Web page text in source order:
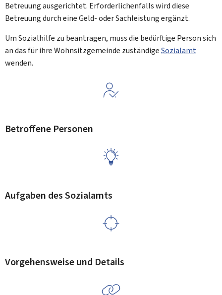
Betreuung ausgerichtet. Erforderlichenfalls wird diese
Betreuung durch eine Geld- oder Sachleistung ergänzt.
Um Sozialhilfe zu beantragen, muss die bedürftige Person sich
an das für ihre Wohnsitzgemeinde zuständigeSozialamt
wenden.
Betroffene Personen
Aufgaben des Sozialamts
Vorgehensweise und Details